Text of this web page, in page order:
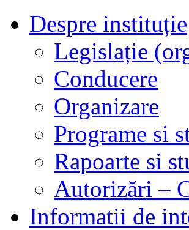
Despre instituție
Legislație
Conducere
Organizare
Programe si
Rapoarte si
Autorizări –
Informatii de